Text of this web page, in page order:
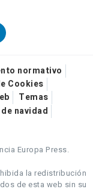
normativo
Cookies
Temas
navidad
Europa Press.
la redistribución
de esta web sin su